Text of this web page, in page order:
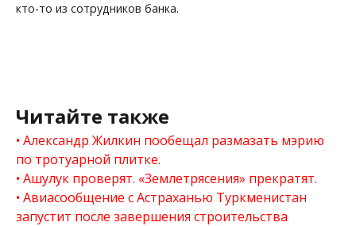
кто-то из сотрудников банка.
Читайте также
Александр Жилкин пообещал размазать мэрию
по тротуарной плитке.
Ашулук проверят. «Землетрясения» прекратят.
Авиасообщение с Астраханью Туркменистан
запустит после завершения строительства